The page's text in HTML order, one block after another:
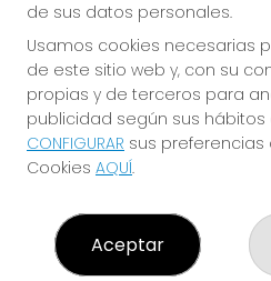
Imagen anterior
LOTERÍA MARTÍN MESA
Resultados
Contacto
Empresas
de sus datos personales.
Usamos cookies necesarias
de este sitio web y, con su
propias y de terceros para
publicidad según sus hábitos
CONFIGURAR sus preferencias
Cookies AQUÍ.
Aceptar